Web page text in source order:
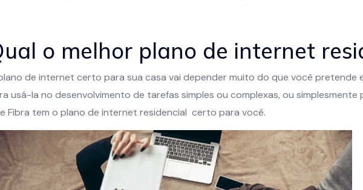
o melhor plano de internet
de internet certo para sua casa vai depender muito do que você pretende
usá-la no desenvolvimento de tarefas simples ou complexas, ou simplesmente
Fibra tem o plano de internet residencial certo para você.